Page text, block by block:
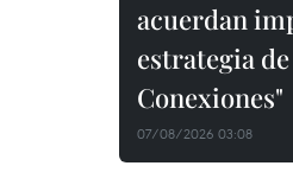
acuerdan
estrategia
Conexiones"
07/08/2026 03:08